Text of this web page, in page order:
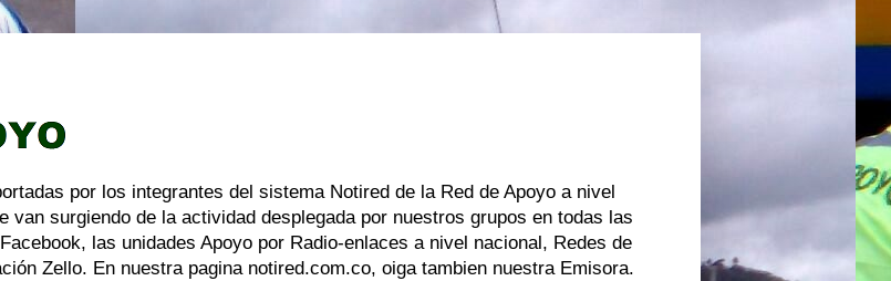
por los integrantes del sistema Notired de la Red de Apoyo a nivel
van surgiendo de la actividad desplegada por nuestros grupos en todas las
las unidades Apoyo por Radio-enlaces a nivel nacional, Redes de
Zello. En nuestra pagina notired.com.co, oiga tambien nuestra Emisora.